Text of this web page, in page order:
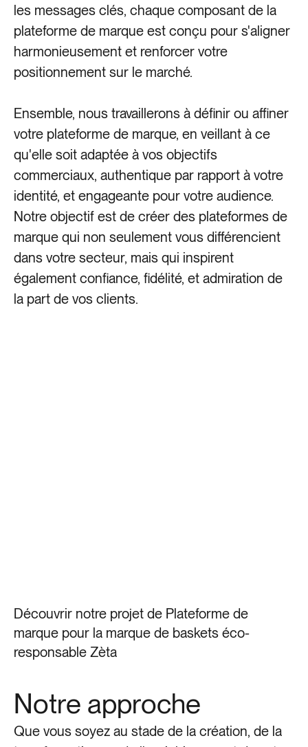
les messages clés, chaque composant de la
plateforme de marque est conçu pour s'aligner
harmonieusement et renforcer votre
positionnement sur le marché.
Ensemble, nous travaillerons à définir ou affiner
votre plateforme de marque, en veillant à ce
qu'elle soit adaptée à vos objectifs
commerciaux, authentique par rapport à votre
identité, et engageante pour votre audience.
Notre objectif est de créer des plateformes de
marque qui non seulement vous différencient
dans votre secteur, mais qui inspirent
également confiance, fidélité, et admiration de
la part de vos clients.
Découvrir notre projet de Plateforme de
marque pour la marque de baskets éco-
responsable Zèta
Notre approche
Que vous soyez au stade de la création, de la